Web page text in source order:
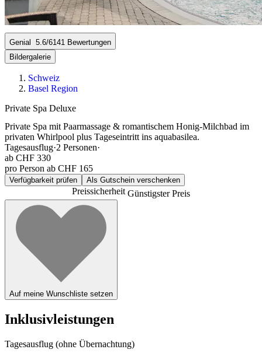
Genial 5.6/6141 Bewertungen
Bildergalerie
Schweiz
Basel Region
Private Spa Deluxe
Private Spa mit Paarmassage & romantischem Honig-Milchbad im
privaten Whirlpool plus Tageseintritt ins aquabasilea.
Tagesausflug·2 Personen·
ab CHF 330
pro Person ab CHF 165
Verfügbarkeit prüfen Als Gutschein verschenken
PreissicherheitGünstigster Preis
Auf meine Wunschliste setzen
Inklusivleistungen
Tagesausflug (ohne Übernachtung)